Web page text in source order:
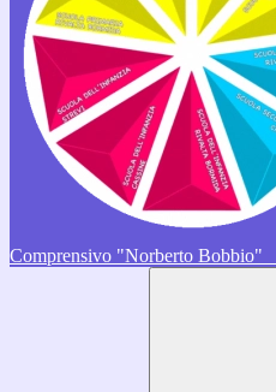
Comprensivo "Norberto Bobbio"